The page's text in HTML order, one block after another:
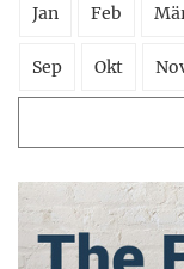
Jan Feb
Sep Okt